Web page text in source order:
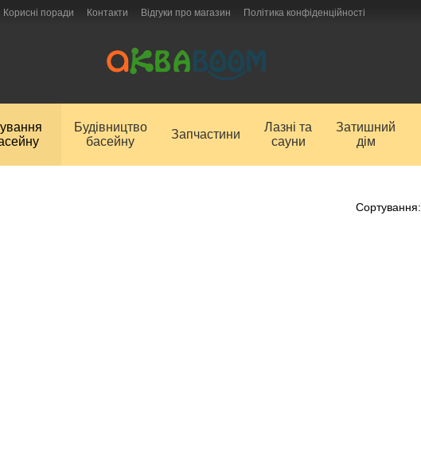
Корисні поради Контакти Відгуки про магазин Політика конфіденційності
Будівництво
басейну
Запчастини
Лазні та
сауни
Затишний
дім
Сортування: